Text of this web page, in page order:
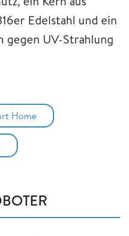
Edelstahl und ein
gegen UV-Strahlung
Home